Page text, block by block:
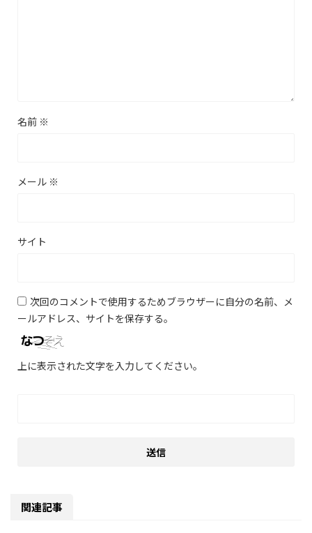
名前 ※
メール ※
サイト
次回のコメントで使用するためブラウザーに自分の名前、メ
ールアドレス、サイトを保存する。
上に表示された文字を入力してください。
関連記事